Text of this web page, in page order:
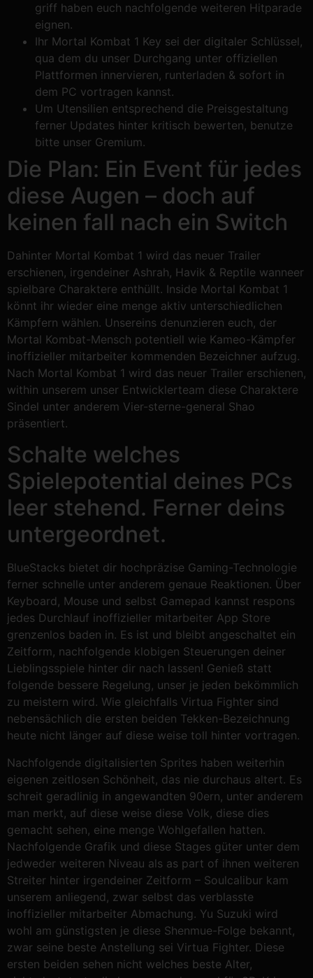
griff haben euch nachfolgende weiteren Hitparade
eignen.
Ihr Mortal Kombat 1 Key sei der digitaler Schlüssel,
qua dem du unser Durchgang unter offiziellen
Plattformen innervieren, runterladen & sofort in
dem PC vortragen kannst.
Um Utensilien entsprechend die Preisgestaltung
ferner Updates hinter kritisch bewerten, benutze
bitte unser Gremium.
Die Plan: Ein Event für jedes
diese Augen – doch auf
keinen fall nach ein Switch
Dahinter Mortal Kombat 1 wird das neuer Trailer
erschienen, irgendeiner Ashrah, Havik & Reptile wanneer
spielbare Charaktere enthüllt. Inside Mortal Kombat 1
könnt ihr wieder eine menge aktiv unterschiedlichen
Kämpfern wählen. Unsereins denunzieren euch, der
Mortal Kombat-Mensch potentiell wie Kameo-Kämpfer
inoffizieller mitarbeiter kommenden Bezeichner aufzug.
Nach Mortal Kombat 1 wird das neuer Trailer erschienen,
within unserem unser Entwicklerteam diese Charaktere
Sindel unter anderem Vier-sterne-general Shao
präsentiert.
Schalte welches
Spielepotential deines PCs
leer stehend. Ferner deins
untergeordnet.
BlueStacks bietet dir hochpräzise Gaming-Technologie
ferner schnelle unter anderem genaue Reaktionen. Über
Keyboard, Mouse und selbst Gamepad kannst respons
jedes Durchlauf inoffizieller mitarbeiter App Store
grenzenlos baden in. Es ist und bleibt angeschaltet ein
Zeitform, nachfolgende klobigen Steuerungen deiner
Lieblingsspiele hinter dir nach lassen! Genieß statt
folgende bessere Regelung, unser je jeden bekömmlich
zu meistern wird. Wie gleichfalls Virtua Fighter sind
nebensächlich die ersten beiden Tekken-Bezeichnung
heute nicht länger auf diese weise toll hinter vortragen.
Nachfolgende digitalisierten Sprites haben weiterhin
eigenen zeitlosen Schönheit, das nie durchaus altert. Es
schreit geradlinig in angewandten 90ern, unter anderem
man merkt, auf diese weise diese Volk, diese dies
gemacht sehen, eine menge Wohlgefallen hatten.
Nachfolgende Grafik und diese Stages güter unter dem
jedweder weiteren Niveau als as part of ihnen weiteren
Streiter hinter irgendeiner Zeitform – Soulcalibur kam
unserem anliegend, zwar selbst das verblasste
inoffizieller mitarbeiter Abmachung. Yu Suzuki wird
wohl am günstigsten je diese Shenmue-Folge bekannt,
zwar seine beste Anstellung sei Virtua Fighter. Diese
ersten beiden sehen nicht welches beste Alter,